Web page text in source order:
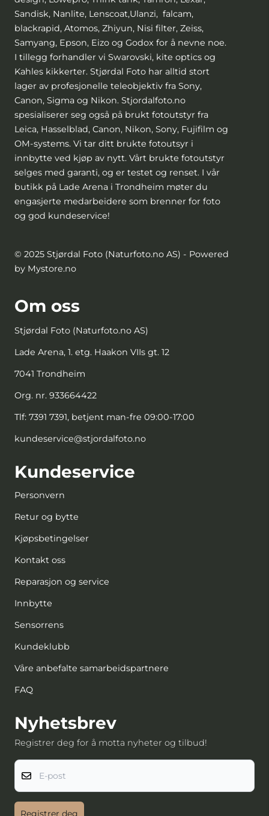
Sandisk, Nanlite, Lenscoat,Ulanzi, falcam,
blackrapid, Atomos, Zhiyun, Nisi filter, Zeiss,
Samyang, Epson, Eizo og Godox for å nevne noe.
I tillegg forhandler vi Swarovski, kite optics og
Kahles kikkerter. Stjørdal Foto har alltid stort
lager av profesjonelle teleobjektiv fra Sony,
Canon, Sigma og Nikon. Stjordalfoto.no
spesialiserer seg også på brukt fotoutstyr fra
Leica, Hasselblad, Canon, Nikon, Sony, Fujifilm og
OM-systems. Vi tar ditt brukte fotoutsyr i
innbytte ved kjøp av nytt. Vårt brukte fotoutstyr
selges med garanti, og er testet og renset. I vår
butikk på Lade Arena i Trondheim møter du
engasjerte medarbeidere som brenner for foto
og god kundeservice!
© 2025 Stjørdal Foto (Naturfoto.no AS) - Powered
by Mystore.no
Om oss
Stjørdal Foto (Naturfoto.no AS)
Lade Arena, 1. etg. Haakon VIIs gt. 12
7041 Trondheim
Org. nr. 933664422
Tlf: 7391 7391, betjent man-fre 09:00-17:00
kundeservice@stjordalfoto.no
Kundeservice
Personvern
Retur og bytte
Kjøpsbetingelser
Kontakt oss
Reparasjon og service
Innbytte
Sensorrens
Kundeklubb
Våre anbefalte samarbeidspartnere
FAQ
Nyhetsbrev
Registrer deg for å motta nyheter og tilbud!
E-post
Registrer deg